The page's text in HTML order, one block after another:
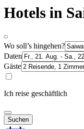
Hotels in
Wo soll’s hingehen?
Daten
Gäste
Ich reise geschäftlich
Suchen